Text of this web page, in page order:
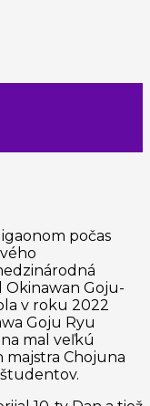
počas
Okinawan Goju-
v roku 2022
Goju Ryu
mal veľkú
majstra Chojuna